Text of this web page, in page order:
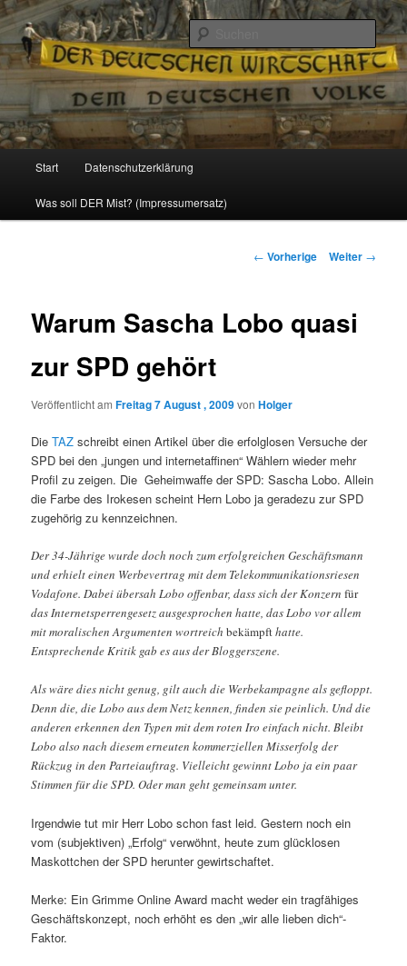
Reizzentrum
Politik, Wirtschaft, Soziales und Gesellschaft
Zum
Inhalt
Start Datenschutzerklärung
Was soll DER Mist? (Impressumersatz)
Beitrags-
← Vorherige Weiter →
Warum Sascha Lobo quasi
zur SPD gehört
Veröffentlicht amFreitag 7 August , 2009vonHolger
DieTAZ schreibt einen Artikel über die erfolglosen Versuche der
SPD bei den „jungen und internetaffinen“ Wählern wieder mehr
Profil zu zeigen. Die Geheimwaffe der SPD: Sascha Lobo. Allein
die Farbe des Irokesen scheint Hern Lobo ja geradezu zur SPD
zugehörig zu kennzeichnen.
Der 34-Jährige wurde doch noch zum erfolgreichen Geschäftsmann
und erhielt einen Werbevertrag mit dem Telekommunikationsriesen
Vodafone. Dabei übersah Lobo offenbar, dass sich der Konzernfür
das Internetsperrengesetz ausgesprochen hatte, das Lobo vor allem
mit moralischen Argumenten wortreichbekämpfthatte.
Entsprechende Kritik gab es aus der Bloggerszene.
Als wäre dies nicht genug, gilt auch die Werbekampagne als gefloppt.
Denn die, die Lobo aus dem Netz kennen, finden sie peinlich. Und die
anderen erkennen den Typen mit dem roten Iro einfach nicht. Bleibt
Lobo also nach diesem erneuten kommerziellen Misserfolg der
Rückzug in den Parteiauftrag. Vielleicht gewinnt Lobo ja ein paar
Stimmen für die SPD. Oder man geht gemeinsam unter.
Irgendwie tut mir Herr Lobo schon fast leid. Gestern noch ein
vom (subjektiven) „Erfolg“ verwöhnt, heute zum glücklosen
Maskottchen der SPD herunter gewirtschaftet.
Merke: Ein Grimme Online Award macht weder ein tragfähiges
Geschäftskonzept, noch erhöht es den „wir alle lieben dich“-
Faktor.